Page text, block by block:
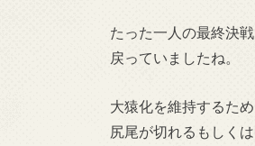
たった一人の最終決
戻っていましたね。
大猿化を維持するた
尻尾が切れるもしく